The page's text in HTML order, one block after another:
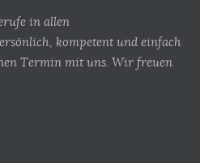
in allen
kompetent und einfach
Termin mit uns. Wir freuen